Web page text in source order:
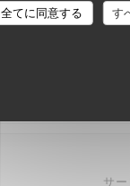
全てに同意する す
サ
サー